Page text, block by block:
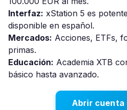
Interfaz: xStation 5 es
disponible en español.
Mercados: Acciones, ETFs,
primas.
Educación: Academia XTB
básico hasta avanzado.
Abrir cuenta